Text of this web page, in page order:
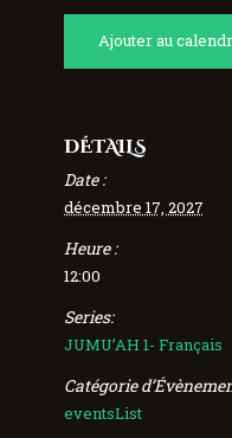
Ajouter au
DÉTAILS
Date :
décembre 17, 2027
Heure :
12:00
Series:
JUMU’AH 1- Français
Catégorie
eventsList